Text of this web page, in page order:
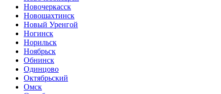
Новочеркасск
Новошахтинск
Новый Уренгой
Ногинск
Норильск
Ноябрьск
Обнинск
Одинцово
Октябрьский
Омск